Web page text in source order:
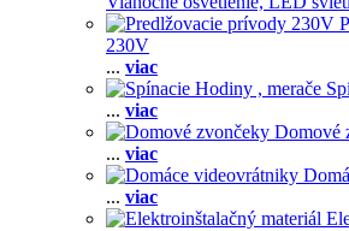
230V
... viac
... viac
Domové
... viac
... viac